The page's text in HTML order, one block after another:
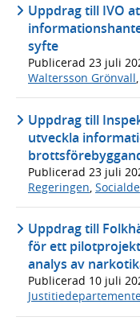
Uppdrag till IVO
syfte
Publicerad 23 juli
Waltersson Grönvall,
Uppdrag till
utveckla
Publicerad 23 juli
Regeringen
Uppdrag till
för ett
analys av
Publicerad 10 juli